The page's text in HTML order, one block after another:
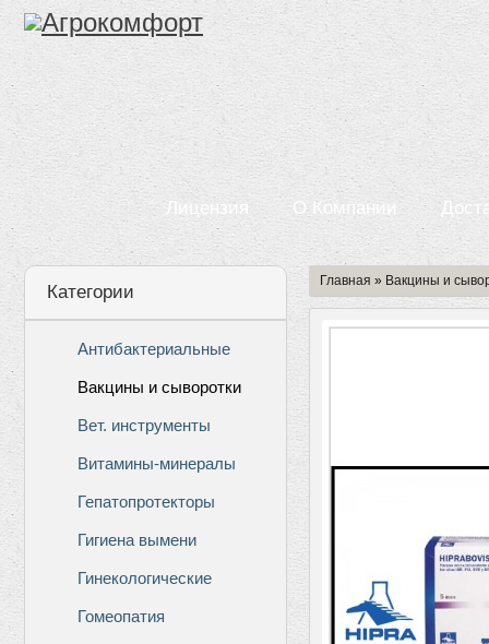
Лицензия О Компании
Категории
Антибактериальные
Вакцины и сыворотки
Вет. инструменты
Витамины-минералы
Гепатопротекторы
Гигиена вымени
Гинекологические
Гомеопатия
Главная » Вакцины и